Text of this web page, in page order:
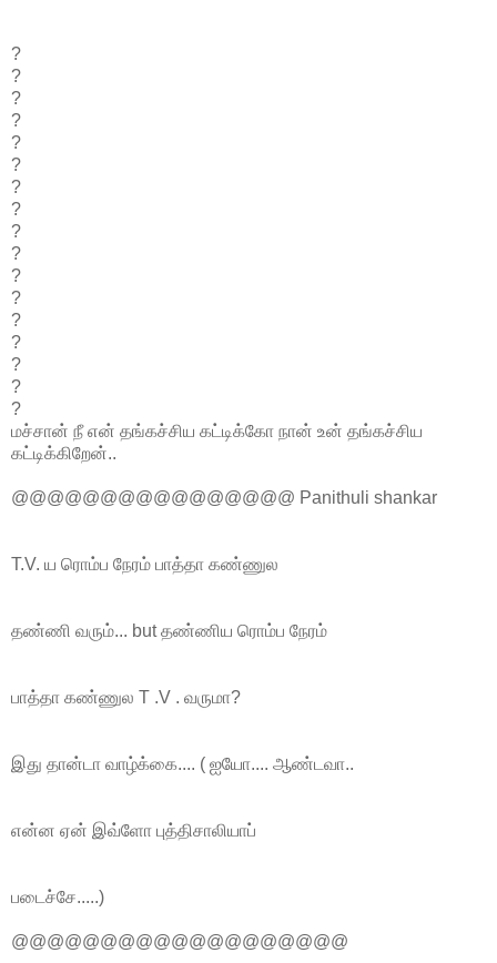
?
?
?
?
?
?
?
?
?
?
?
?
?
?
?
?
?
மச்சான் நீ என் தங்கச்சிய கட்டிக்கோ நான் உன் தங்கச்சிய
கட்டிக்கிறேன்..
@@@@@@@@@@@@@@@@ Panithuli shankar
T.V. ய ரொம்ப நேரம் பாத்தா கண்ணுல
தண்ணி வரும்... but தண்ணிய ரொம்ப நேரம்
பாத்தா கண்ணுல T .V . வருமா?
இது தான்டா வாழ்க்கை.... ( ஐயோ.... ஆண்டவா..
என்ன ஏன் இவ்ளோ புத்திசாலியாப்
படைச்சே.....)
@@@@@@@@@@@@@@@@@@@